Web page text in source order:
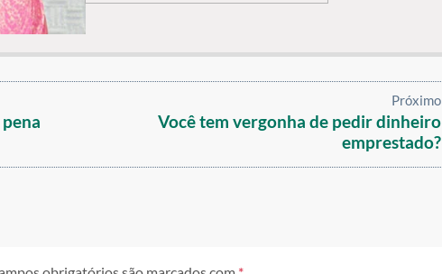
Próximo
Você tem vergonha de pedir dinheiro
emprestado?